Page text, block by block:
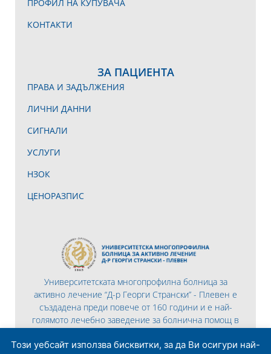
Този уебсайт използва бисквитки, за да Ви осигури най-
Университетската многопрофилна болница за
активно лечение “Д-р Георги Странски” - Плевен е
създадена преди повече от 160 години и е най-
голямото лечебно заведение за болнична помощ в
ПРОФИЛ НА КУПУВАЧА
КОНТАКТИ
ЗА ПАЦИЕНТА
ПРАВА И ЗАДЪЛЖЕНИЯ
ЛИЧНИ ДАННИ
СИГНАЛИ
УСЛУГИ
НЗОК
ЦЕНОРАЗПИС